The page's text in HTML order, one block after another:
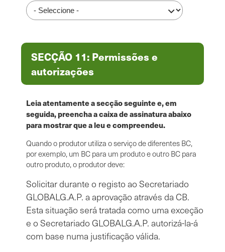
SECÇÃO 11: Permissões e
autorizações
Leia atentamente a secção seguinte e, em
seguida, preencha a caixa de assinatura abaixo
para mostrar que a leu e compreendeu.
Quando o produtor utiliza o serviço de diferentes BC,
por exemplo, um BC para um produto e outro BC para
outro produto, o produtor deve:
Solicitar durante o registo ao Secretariado
GLOBALG.A.P. a aprovação através da CB.
Esta situação será tratada como uma exceção
e o Secretariado GLOBALG.A.P. autorizá-la-á
com base numa justificação válida.